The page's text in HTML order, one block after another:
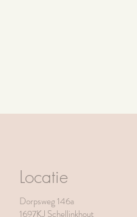
Locatie
Dorpsweg 146a
1697KJ Schellinkhout